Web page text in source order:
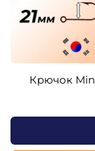
Крючок